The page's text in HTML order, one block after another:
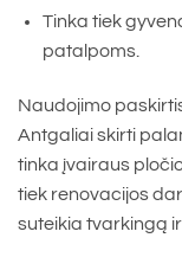
Tinka tiek
patalpoms.
Naudojimo
Antgaliai skirti
tinka įvairaus
tiek renovacijos
suteikia tvarkingą